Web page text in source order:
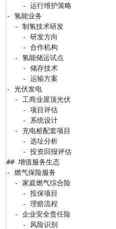
    - 运行维护策略
- 氢能业务
  - 制氢技术研发
    - 研发方向
    - 合作机构
  - 氢能储运试点
    - 储存技术
    - 运输方案
- 光伏发电
  - 工商业屋顶光伏
    - 项目评估
    - 系统设计
  - 充电桩配套项目
    - 选址分析
    - 投资回报评估
## 增值服务生态
- 燃气保险服务
  - 家庭燃气综合险
    - 投保项目
    - 理赔流程
  - 企业安全责任险
    - 风险识别